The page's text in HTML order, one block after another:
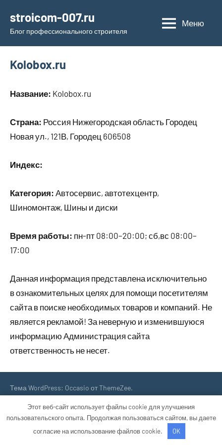
содержимому
stroicom-007.ru
Блог профессионального строителя
Меню
Kolobox.ru
Название: Kolobox.ru
Страна: Россия Нижегородская область Городец
Новая ул., 121В, Городец 606508
Индекс:
Категория: Автосервис, автотехцентр,
Шиномонтаж, Шины и диски
Время работы: пн-пт 08:00–20:00; сб,вс 08:00–
17:00
Данная информация представлена исключительно
в ознакомительных целях для помощи посетителям
сайта в поиске необходимых товаров и компаний. Не
является рекламой! За неверную и изменившуюся
информацию Администрация сайта
ответственность не несет.
Тема WordPress: Occasio от ThemeZee.
Этот веб-сайт использует файлы cookie для улучшения
пользовательского опыта. Продолжая пользоваться сайтом, вы даете
согласие на использование файлов cookie.
OK